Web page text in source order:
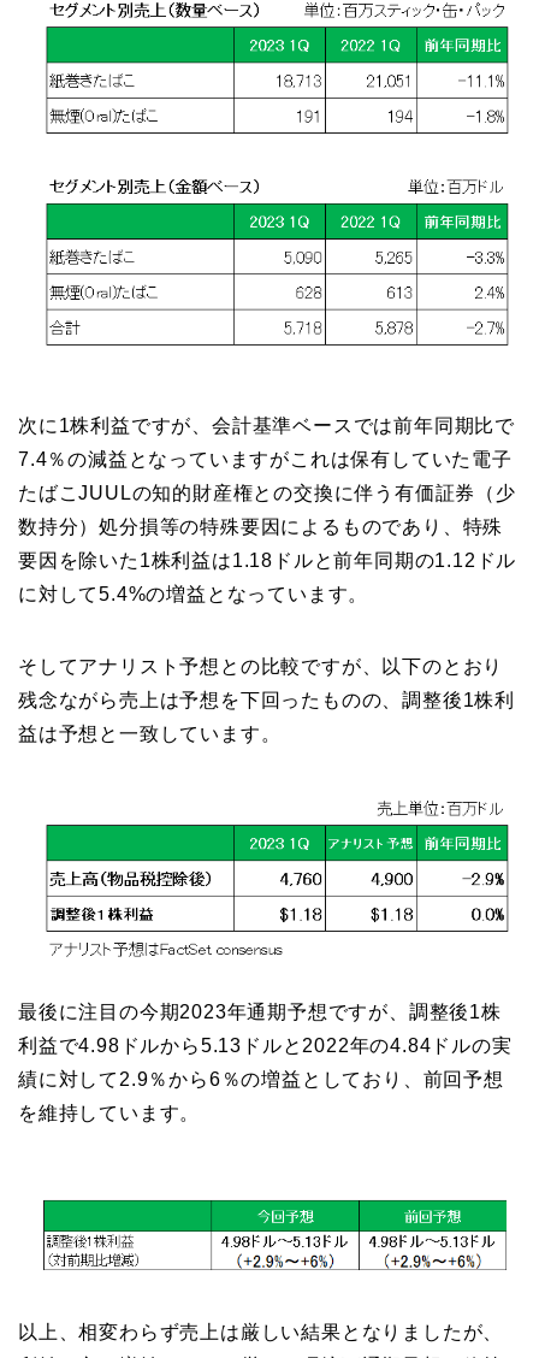
次に1株利益ですが、会計基準ベースでは前年同期比で
7.4％の減益となっていますがこれは保有していた電子
たばこJUULの知的財産権との交換に伴う有価証券（少
数持分）処分損等の特殊要因によるものであり、特殊
要因を除いた1株利益は1.18ドルと前年同期の1.12ドル
に対して5.4%の増益となっています。
そしてアナリスト予想との比較ですが、以下のとおり
残念ながら売上は予想を下回ったものの、調整後1株利
益は予想と一致しています。
最後に注目の今期2023年通期予想ですが、調整後1株
利益で4.98ドルから5.13ドルと2022年の4.84ドルの実
績に対して2.9％から6％の増益としており、前回予想
を維持しています。
以上、相変わらず売上は厳しい結果となりましたが、